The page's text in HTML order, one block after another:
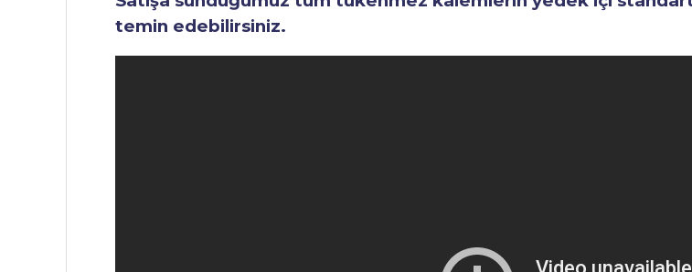
temin edebilirsiniz.